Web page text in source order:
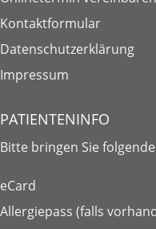
Kontaktformular
Datenschutzerklärung
Impressum
PATIENTENINFO
Bitte bringen Sie folgende
eCard
Allergiepass (falls